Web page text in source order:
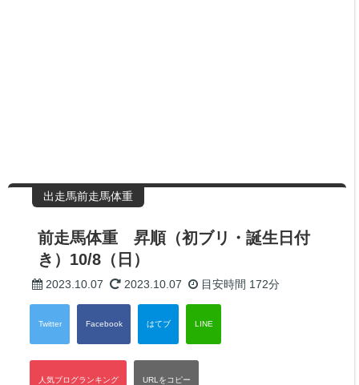
出走馬前走馬体重
前走馬体重 昇順（初ブリ・誕生日付
き）10/8（日）
2023.10.07 2023.10.07 目安時間 172分